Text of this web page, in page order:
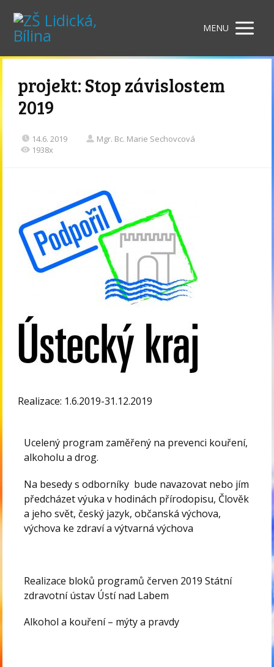
MENU
projekt: Stop závislostem
2019
14.6. 2019
Mgr. Bc. Marie Sechovcová
1938x
Realizace: 1.6.2019-31.12.2019
Ucelený program zaměřený na prevenci kouření,
alkoholu a drog.
Na besedy s odborníky bude navazovat nebo jím
předcházet výuka v hodinách přírodopisu, Člověk
a jeho svět, český jazyk, občanská výchova,
výchova ke zdraví a výtvarná výchova
Realizace bloků programů červen 2019 Státní
zdravotní ústav Ústí nad Labem
Alkohol a kouření – mýty a pravdy